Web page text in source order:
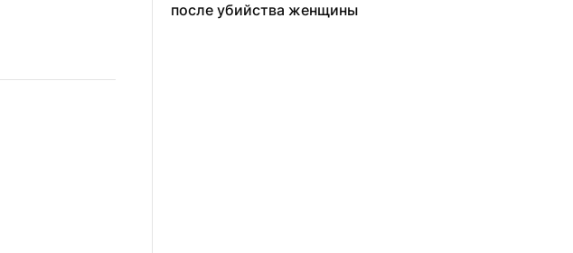
после убийства женщины